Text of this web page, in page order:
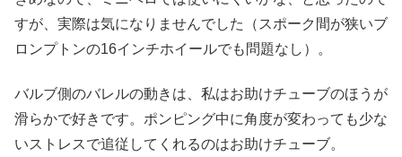
すが、実際は気になりませんでした（スポーク間が狭いブ
ロンプトンの16インチホイールでも問題なし）。
バルブ側のバレルの動きは、私はお助けチューブのほうが
滑らかで好きです。ポンピング中に角度が変わっても少な
いストレスで追従してくれるのはお助けチューブ。